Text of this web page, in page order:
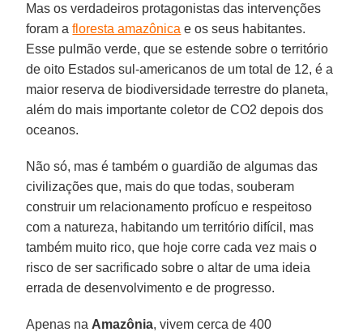
Mas os verdadeiros protagonistas das intervenções
foram afloresta amazônica e os seus habitantes.
Esse pulmão verde, que se estende sobre o território
de oito Estados sul-americanos de um total de 12, é a
maior reserva de biodiversidade terrestre do planeta,
além do mais importante coletor de CO2 depois dos
oceanos.
Não só, mas é também o guardião de algumas das
civilizações que, mais do que todas, souberam
construir um relacionamento profícuo e respeitoso
com a natureza, habitando um território difícil, mas
também muito rico, que hoje corre cada vez mais o
risco de ser sacrificado sobre o altar de uma ideia
errada de desenvolvimento e de progresso.
Apenas na Amazônia, vivem cerca de 400